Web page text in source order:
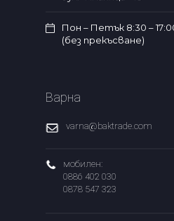
Пон – Петък 8:30 –
(без прекъсване)
Варна
varna@baktrade.com
мобилен:
0886 402 030
0878 547 323